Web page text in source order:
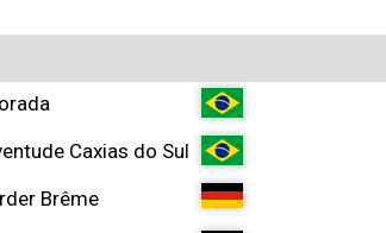
Caxias do Sul
Brême